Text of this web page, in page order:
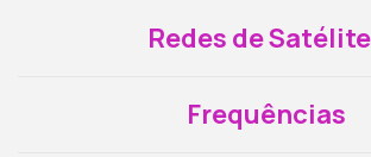
Redes de
Frequências